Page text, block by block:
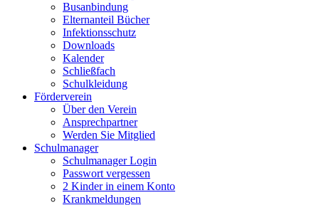
Busanbindung
Elternanteil Bücher
Infektionsschutz
Downloads
Kalender
Schließfach
Schulkleidung
Förderverein
Über den Verein
Ansprechpartner
Werden Sie Mitglied
Schulmanager
Schulmanager Login
Passwort vergessen
2 Kinder in einem Konto
Krankmeldungen